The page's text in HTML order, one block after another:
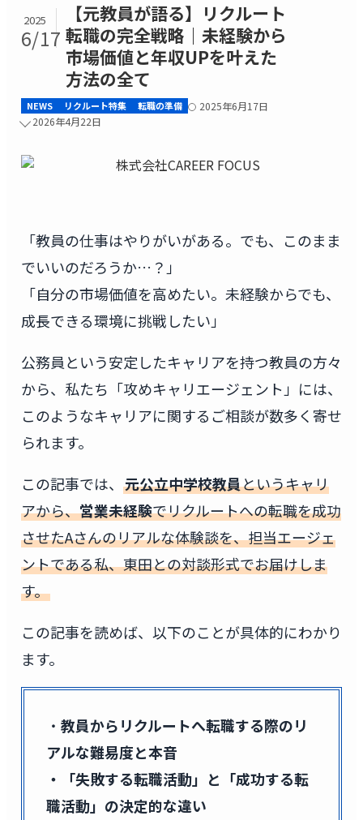
2025
6/17
【元教員が語る】リクルート
転職の完全戦略｜未経験から
市場価値と年収UPを叶えた
方法の全て
NEWS リクルート特集 転職の準備
2025年6月17日
2026年4月22日
「教員の仕事はやりがいがある。でも、このまま
でいいのだろうか…？」
「自分の市場価値を高めたい。未経験からでも、
成長できる環境に挑戦したい」
公務員という安定したキャリアを持つ教員の方々
から、私たち「攻めキャリエージェント」には、
このようなキャリアに関するご相談が数多く寄せ
られます。
この記事では、 元公立中学校教員というキャリ
アから、営業未経験でリクルートへの転職を成功
させたAさんのリアルな体験談を、担当エージェ
ントである私、東田との対談形式でお届けしま
す。
この記事を読めば、以下のことが具体的にわかり
ます。
・ 教員からリクルートへ転職する際のリ
アルな難易度と本音
・「失敗する転職活動」と「成功する転
職活動」の決定的な違い